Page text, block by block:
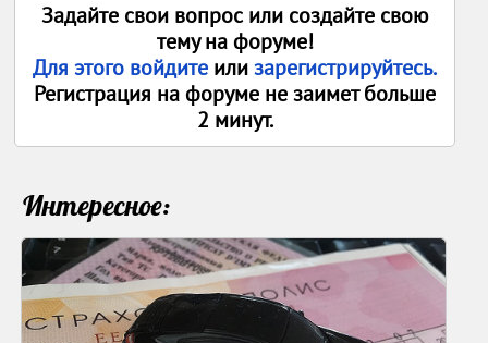
Задайте свои вопрос или создайте свою
тему на форуме!
Для этого войдите илизарегистрируйтесь.
Регистрация на форуме не заимет больше
2 минут.
Интересное: